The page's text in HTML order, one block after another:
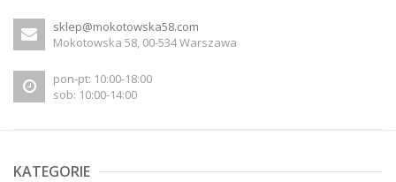
sklep@mokotowska58.com
Mokotowska 58, 00-534 Warszawa
pon-pt: 10:00-18:00
sob: 10:00-14:00
KATEGORIE